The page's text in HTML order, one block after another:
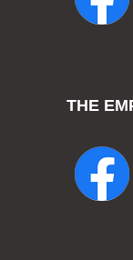
THE